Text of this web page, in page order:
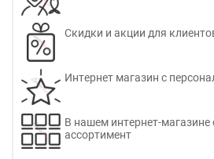
Скидки и акции для
Интернет магазин с
В нашем интернет-
ассортимент